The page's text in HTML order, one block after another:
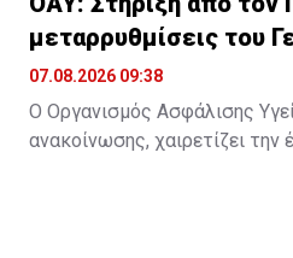
μεταρρυθμίσεις του
αποτίμηση
07.08.2026 09:38
Ο Οργανισμός Ασφάλισης
ανακοίνωσης, χαιρετίζει